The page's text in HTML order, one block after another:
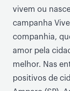
vivem ou
campanha
companhia,
amor pela
melhor. Nas
positivos de